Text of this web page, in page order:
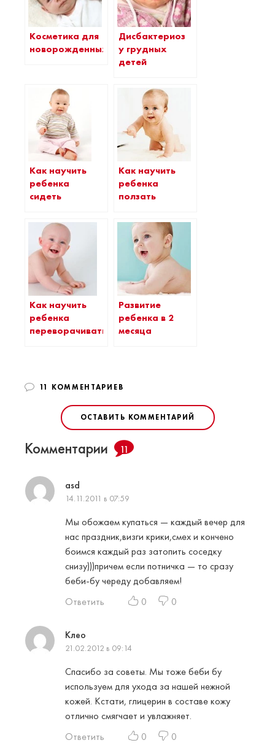
Косметика для
новорожденных
Дисбактериоз
у грудных
детей
Как научить
ребенка
сидеть
Как научить
ребенка
ползать
Как научить
ребенка
переворачиваться
Развитие
ребенка в 2
месяца
11 КОММЕНТАРИЕВ
ОСТАВИТЬ КОММЕНТАРИЙ
Комментарии 11
asd
14.11.2011 в 07:59
Мы обожаем купаться — каждый вечер для
нас праздник,визги крики,смех и кончено
боимся каждый раз затопить соседку
снизу)))причем если потничка — то сразу
беби-бу череду добавляем!
Ответить
0 0
Клео
21.02.2012 в 09:14
Спасибо за советы. Мы тоже беби бу
используем для ухода за нашей нежной
кожей. Кстати, глицерин в составе кожу
отлично смягчает и увлажняет.
Ответить
0 0